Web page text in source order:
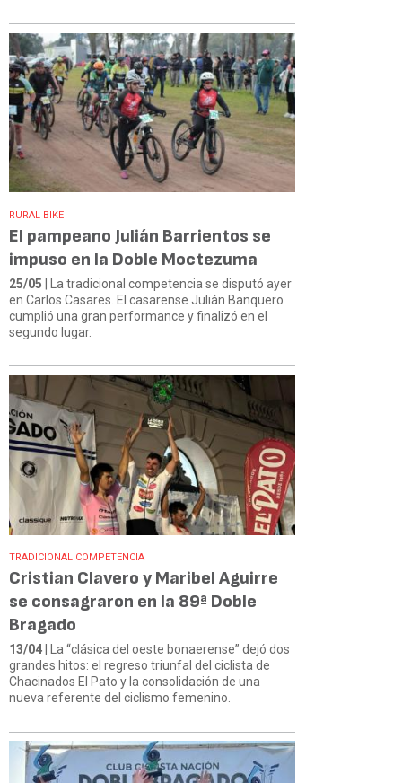
RURAL BIKE
El pampeano Julián Barrientos se
impuso en la Doble Moctezuma
25/05 | La tradicional competencia se disputó ayer
en Carlos Casares. El casarense Julián Banquero
cumplió una gran performance y finalizó en el
segundo lugar.
TRADICIONAL COMPETENCIA
Cristian Clavero y Maribel Aguirre
se consagraron en la 89ª Doble
Bragado
13/04 | La “clásica del oeste bonaerense” dejó dos
grandes hitos: el regreso triunfal del ciclista de
Chacinados El Pato y la consolidación de una
nueva referente del ciclismo femenino.